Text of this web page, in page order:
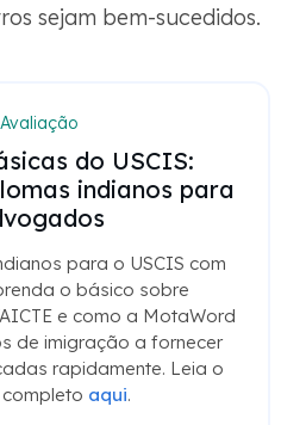
sejam bem-sucedidos.
Avaliação
do USCIS:
indianos para
para o USCIS com
o básico sobre
e como a MotaWord
de imigração a fornecer
rapidamente. Leia o
aqui.